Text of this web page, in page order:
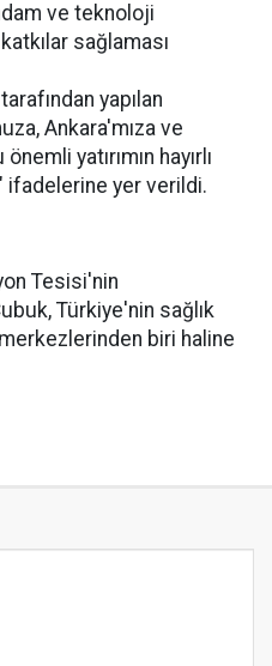
ve teknoloji
sağlaması
yapılan
Ankara'mıza ve
yatırımın hayırlı
ifadelerine yer verildi.
Tesisi'nin
Türkiye'nin sağlık
biri haline